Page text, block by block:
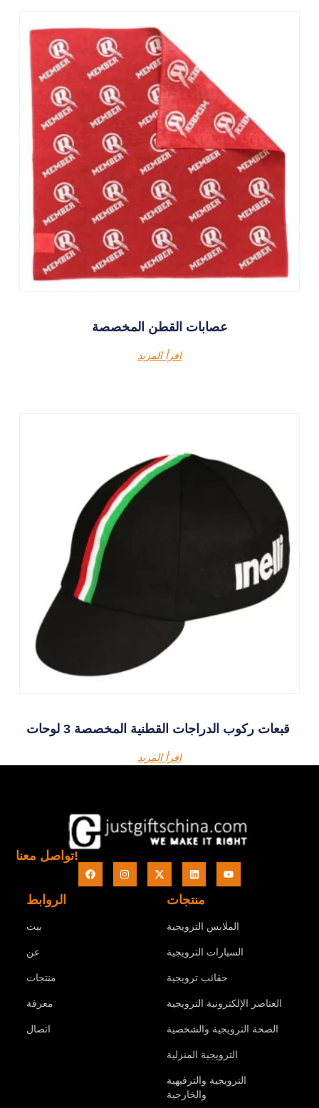
عصابات القطن المخصصة
اقرأ المزيد
اقرأ المزيد
الروابط
بيت
عن
منتجات
معرفة
اتصال
منتجات
الملابس الترويجية
السيارات الترويجية
حقائب ترويجية
العناصر الإلكترونية الترويجية
الصحة الترويجية والشخصية
الترويجية المنزلية
الترويجية والترفيهية
والخارجية
تواصل معنا!